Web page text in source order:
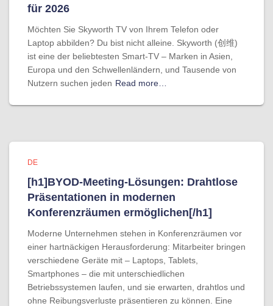
für 2026
Möchten Sie Skyworth TV von Ihrem Telefon oder
Laptop abbilden? Du bist nicht alleine. Skyworth (创维)
ist eine der beliebtesten Smart-TV – Marken in Asien,
Europa und den Schwellenländern, und Tausende von
Nutzern suchen jeden Read more…
DE
[h1]BYOD-Meeting-Lösungen: Drahtlose
Präsentationen in modernen
Konferenzräumen ermöglichen[/h1]
Moderne Unternehmen stehen in Konferenzräumen vor
einer hartnäckigen Herausforderung: Mitarbeiter bringen
verschiedene Geräte mit – Laptops, Tablets,
Smartphones – die mit unterschiedlichen
Betriebssystemen laufen, und sie erwarten, drahtlos und
ohne Reibungsverluste präsentieren zu können. Eine